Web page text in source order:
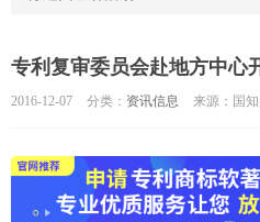
专利复审委员会赴地方中心
2016-12-07 分类： 资讯信息 来源：国